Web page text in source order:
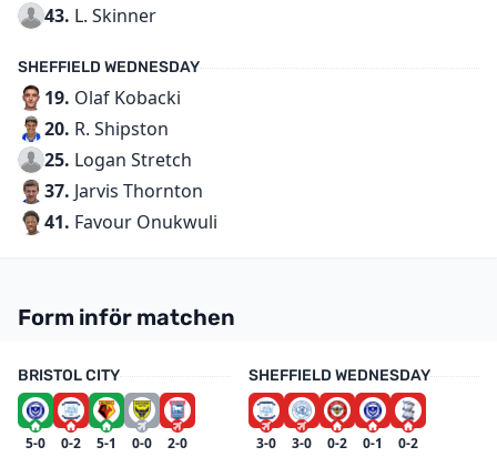
43. L. Skinner
SHEFFIELD WEDNESDAY
19. Olaf Kobacki
20. R. Shipston
25. Logan Stretch
37. Jarvis Thornton
41. Favour Onukwuli
Form inför matchen
BRISTOL CITY
5-0 0-2 5-1 0-0 2-0
SHEFFIELD WEDNESDAY
3-0 3-0 0-2 0-1 0-2